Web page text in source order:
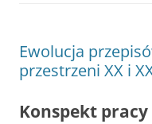
Ewolucja
przestrzeni XX i
Konspekt